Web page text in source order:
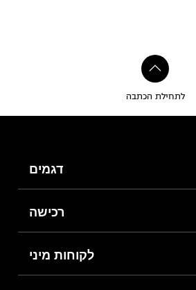
לתחילת הכתבה
דגמים
רכישה
לקוחות מיני